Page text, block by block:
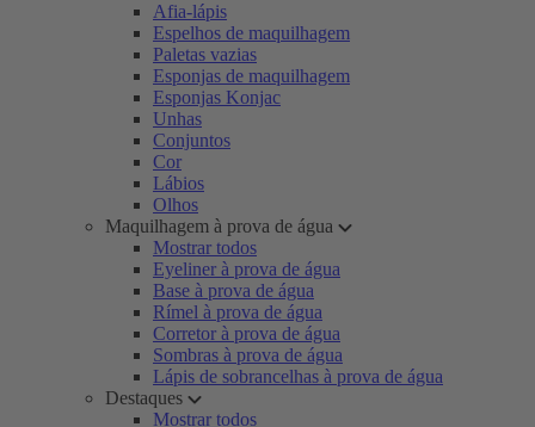
Afia-lápis
Espelhos de maquilhagem
Paletas vazias
Esponjas de maquilhagem
Esponjas Konjac
Unhas
Conjuntos
Cor
Lábios
Olhos
Maquilhagem à prova de água
Mostrar todos
Eyeliner à prova de água
Base à prova de água
Rímel à prova de água
Corretor à prova de água
Sombras à prova de água
Lápis de sobrancelhas à prova de água
Destaques
Mostrar todos